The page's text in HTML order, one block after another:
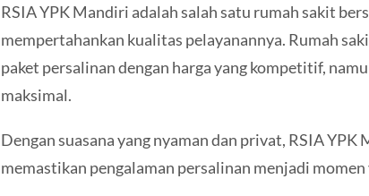
RSIA YPK Mandiri adalah salah satu rumah sakit
mempertahankan kualitas pelayanannya. Rumah
paket persalinan dengan harga yang kompetitif,
maksimal.
Dengan suasana yang nyaman dan privat, RSIA
memastikan pengalaman persalinan menjadi momen